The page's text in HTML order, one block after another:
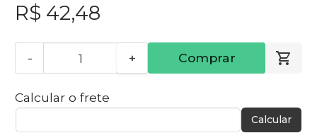
R$ 42,48
- + Comprar
Calcular o frete
Calcular